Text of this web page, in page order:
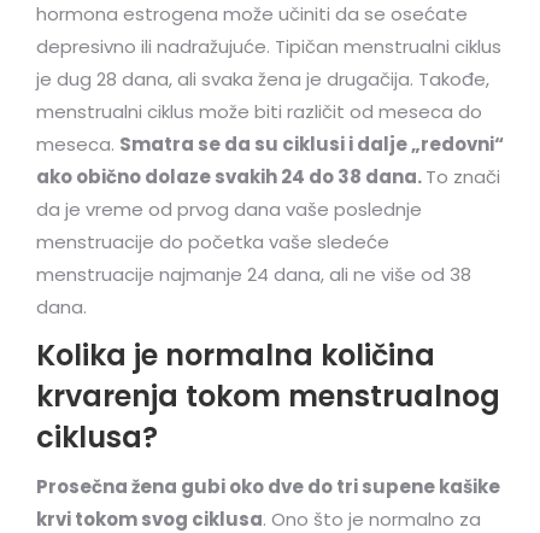
hormona estrogena može učiniti da se osećate
depresivno ili nadražujuće. Tipičan menstrualni ciklus
je dug 28 dana, ali svaka žena je drugačija. Takođe,
menstrualni ciklus može biti različit od meseca do
meseca. Smatra se da su ciklusi i dalje „redovni“
ako obično dolaze svakih 24 do 38 dana.To znači
da je vreme od prvog dana vaše poslednje
menstruacije do početka vaše sledeće
menstruacije najmanje 24 dana, ali ne više od 38
dana.
Kolika je normalna količina
krvarenja tokom menstrualnog
ciklusa?
Prosečna žena gubi oko dve do tri supene kašike
krvi tokom svog ciklusa. Ono što je normalno za